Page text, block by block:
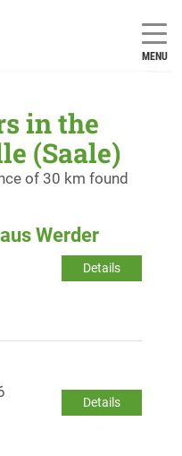
MENU
in the
(Saale)
of 30 km found
Werder
Details
Details